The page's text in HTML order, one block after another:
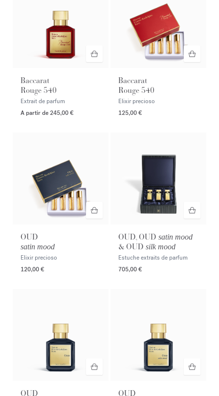
Baccarat
Rouge 540
Extrait de parfum
A partir de 245,00 €
Baccarat
Rouge 540
Elixir precioso
125,00 €
OUD
satin mood
Elixir precioso
120,00 €
OUD, OUD satin mood
& OUD silk mood
Estuche extraits de parfum
705,00 €
OUD OUD